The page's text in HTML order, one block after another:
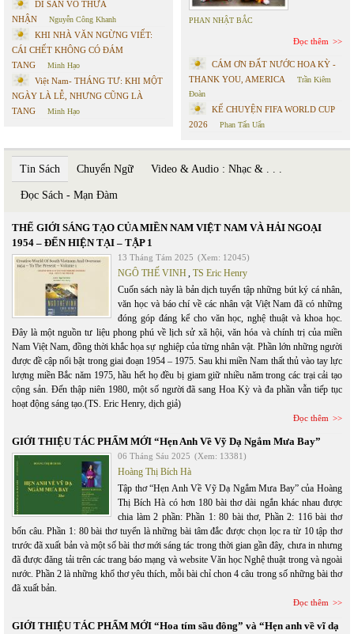
DI SẢN VÔ THỪA
NHẬN
Nguyễn Công Khanh
KHI NHÀ VĂN NGỪNG VIẾT:
CÁI CHẾT KHÔNG CÓ ĐÁM
TANG
Minh Hạo
Việt Nam- THÁNG TƯ: KHI MỘT
NGÀY LÀ LỄ, NHƯNG CŨNG LÀ
TANG
Minh Hạo
PHAN NHẬT BẮC
Đọc thêm
CÁM ƠN ĐẤT NƯỚC HOA KỲ -
THANK YOU, AMERICA
Trần Kiêm
Đoàn
KỂ CHUYỆN FIFA WORLD CUP
2026
Phan Tấn Uẩn
Tin Sách Chuyển Ngữ Video & Audio : Nhạc & . . .
Đọc Sách - Mạn Đàm
THẾ GIỚI SÁNG TẠO CỦA MIỀN NAM VIỆT NAM VÀ HẢI NGOẠI
1954 – ĐẾN HIỆN TẠI – TẬP 1
13 Tháng Tám 2025 (Xem: 12045)
NGÔ THẾ VINH, TS Eric Henry
Cuốn sách này là bản dịch tuyển tập những bút ký cá nhân,
văn học và báo chí về các nhân vật Việt Nam đã có những
đóng góp đáng kể cho văn học, nghệ thuật và khoa học.
Đây là một nguồn tư liệu phong phú về lịch sử xã hội, văn hóa và chính trị của miền
Nam Việt Nam, đồng thời khắc họa sự nghiệp của từng nhân vật. Phần lớn những người
được đề cập nổi bật trong giai đoạn 1954 – 1975. Sau khi miền Nam thất thủ vào tay lực
lượng miền Bắc năm 1975, hầu hết họ đều bị giam giữ nhiều năm trong các trại cải tạo
cộng sản. Đến thập niên 1980, một số người đã sang Hoa Kỳ và đa phần vẫn tiếp tục
hoạt động sáng tạo.(TS. Eric Henry, dịch giả)
Đọc thêm
GIỚI THIỆU TÁC PHẨM MỚI “Hẹn Anh Về Vỹ Dạ Ngắm Mưa Bay”
06 Tháng Sáu 2025 (Xem: 13381)
Hoàng Thị Bích Hà
Tập thơ “Hẹn Anh Về Vỹ Dạ Ngắm Mưa Bay” của Hoàng
Thị Bích Hà có hơn 180 bài thơ dài ngắn khác nhau được
chia làm 2 phần: Phần 1: 80 bài thơ, Phần 2: 116 bài thơ
bốn câu. Phần 1: 80 bài thơ tuyển là những bài tâm đắc được chọn lọc ra từ 10 tập thơ
trước đã xuất bản và một số bài thơ mới sáng tác trong thời gian gần đây, chưa in nhưng
đã được đăng tải trên các trang báo mạng và website Văn học Nghệ thuật trong và ngoài
nước. Phần 2 là những khổ thơ yêu thích, mỗi bài chỉ chon 4 câu trong số những bài thơ
đã xuất bản.
Đọc thêm
GIỚI THIỆU TÁC PHẨM MỚI “Hoa tím sầu đông” và “Hẹn anh về vĩ dạ